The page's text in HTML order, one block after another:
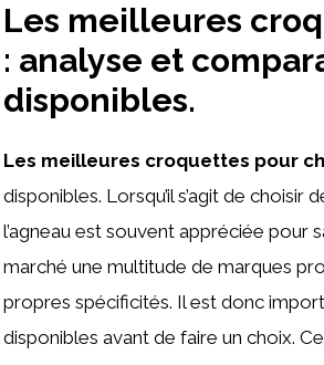
Les meilleures
: analyse et
disponibles.
Les meilleures croquettes pour
disponibles. Lorsqu’il s’agit de choisir
l’agneau est souvent appréciée pour
marché une multitude de marques
propres spécificités. Il est donc
disponibles avant de faire un choix.